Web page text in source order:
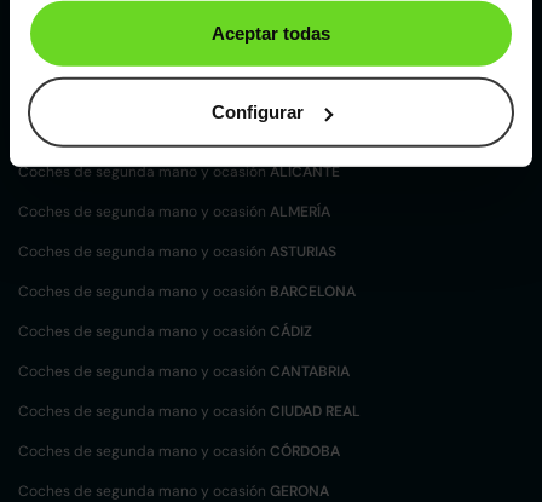
Aceptar todas
Configurar
Coches desegunda mano y ocasión por
localización
Coches de segunda mano y ocasión
Coches de segunda mano y ocasiónALICANTE
Coches de segunda mano y ocasión ALMERÍA
Coches de segunda mano y ocasión ASTURIAS
Coches de segunda mano y ocasión BARCELONA
Coches de segunda mano y ocasión CÁDIZ
Coches de segunda mano y ocasión CANTABRIA
Coches de segunda mano y ocasión CIUDAD REAL
Coches de segunda mano y ocasión CÓRDOBA
Coches de segunda mano y ocasión GERONA